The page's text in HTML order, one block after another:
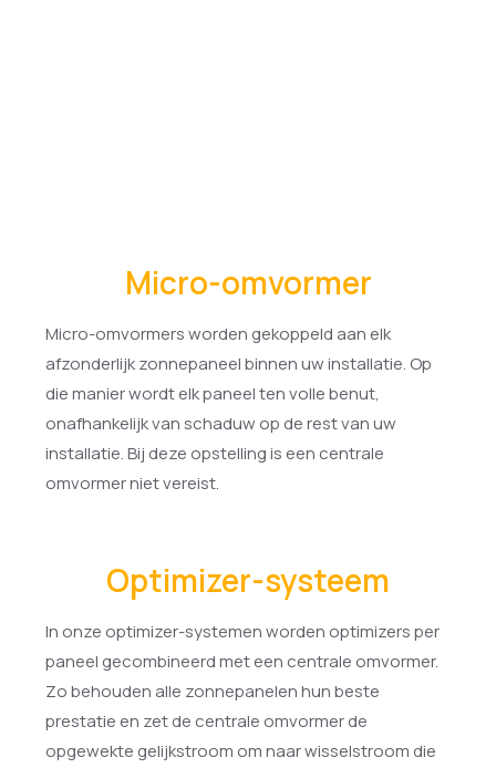
Micro-omvormer
Micro-omvormers worden gekoppeld aan elk
afzonderlijk zonnepaneel binnen uw installatie. Op
die manier wordt elk paneel ten volle benut,
onafhankelijk van schaduw op de rest van uw
installatie. Bij deze opstelling is een centrale
omvormer niet vereist.
Optimizer-systeem
In onze optimizer-systemen worden optimizers per
paneel gecombineerd met een centrale omvormer.
Zo behouden alle zonnepanelen hun beste
prestatie en zet de centrale omvormer de
opgewekte gelijkstroom om naar wisselstroom die